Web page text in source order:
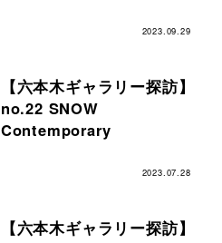
2023.09.29
【六本木ギャラリー探訪】
no.22 SNOW
Contemporary
2023.07.28
【六本木ギャラリー探訪】